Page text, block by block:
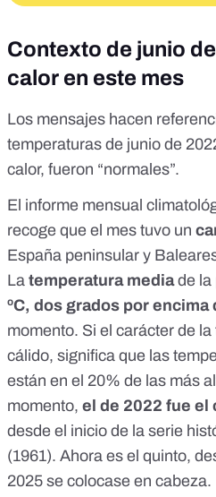
Contexto de junio
calor en este mes
Los mensajes hacen
temperaturas de junio de
calor, fueron “normales”.
El informe mensual
recoge que el mes tuvo un
España peninsular y
La temperatura mediade la
ºC, dos grados por encima
momento. Si el carácter de
cálido, significa que las
están en el 20% de las más
momento, el de 2022 fue el
desde el inicio de la serie
(1961). Ahora es el quinto,
2025 se colocase en cabeza.